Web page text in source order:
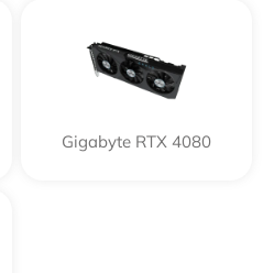
Gigabyte RTX 4080